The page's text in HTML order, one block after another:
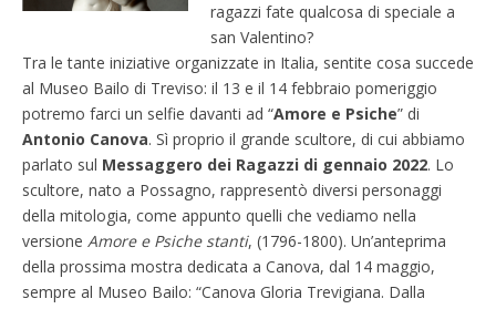
ragazzi fate qualcosa di speciale a
san Valentino?
Tra le tante iniziative organizzate in Italia, sentite cosa succede
al Museo Bailo di Treviso: il 13 e il 14 febbraio pomeriggio
potremo farci un selfie davanti ad “Amore e Psiche” di
Antonio Canova. Sì proprio il grande scultore, di cui abbiamo
parlato sul Messaggero dei Ragazzi di gennaio 2022. Lo
scultore, nato a Possagno, rappresentò diversi personaggi
della mitologia, come appunto quelli che vediamo nella
versione Amore e Psiche stanti, (1796-1800). Un’anteprima
della prossima mostra dedicata a Canova, dal 14 maggio,
sempre al Museo Bailo: “Canova Gloria Trevigiana. Dalla